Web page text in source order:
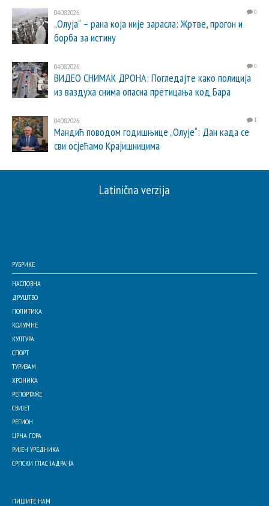
04.08.2026. 0
„Олуја“ – рана која није зарасла: Жртве, прогон и
борба за истину
04.08.2026. 0
ВИДЕО СНИМАК ДРОНА: Погледајте како полиција
из ваздуха снима опасна претицања код Бара
04.08.2026. 1
Мандић поводом годишњице „Олује“: Дан када се
сви осјећамо Крајишницима
Latinična verzija
РУБРИКЕ
НАСЛОВНА
ДРУШТВО
ПОЛИТИКА
КОЛУМНЕ
КУЛТУРА
СПОРТ
ТУРИЗАМ
ХРОНИКА
РЕПОРТАЖЕ
СВИЈЕТ
РЕГИОН
ЦРНА ГОРА
РИЈЕЧ УРЕДНИКА
СРПСКИ ГЛАС ЈАДРАНА
ПИШИТЕ НАМ